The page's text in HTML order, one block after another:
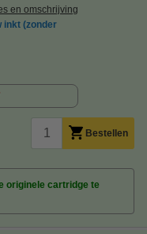
en omschrijving
inkt (zonder
Bestellen
originele cartridge te